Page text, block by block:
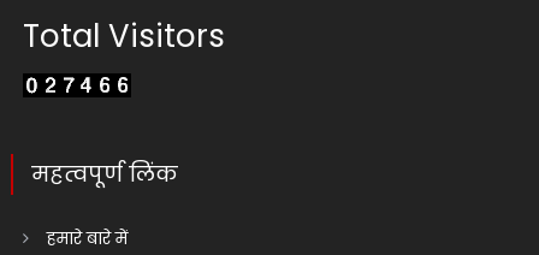
Total Visitors
महत्वपूर्ण लिंक
हमारे बारे में